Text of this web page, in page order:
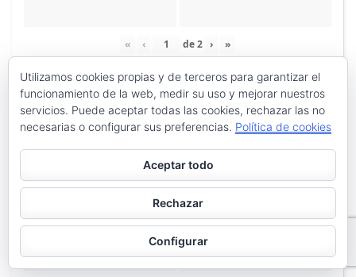
« ‹ de2 › »
Utilizamos cookies propias y de terceros para garantizar el
funcionamiento de la web, medir su uso y mejorar nuestros
servicios. Puede aceptar todas las cookies, rechazar las no
necesarias o configurar sus preferencias. Política de cookies
Aceptar todo
Rechazar
Configurar